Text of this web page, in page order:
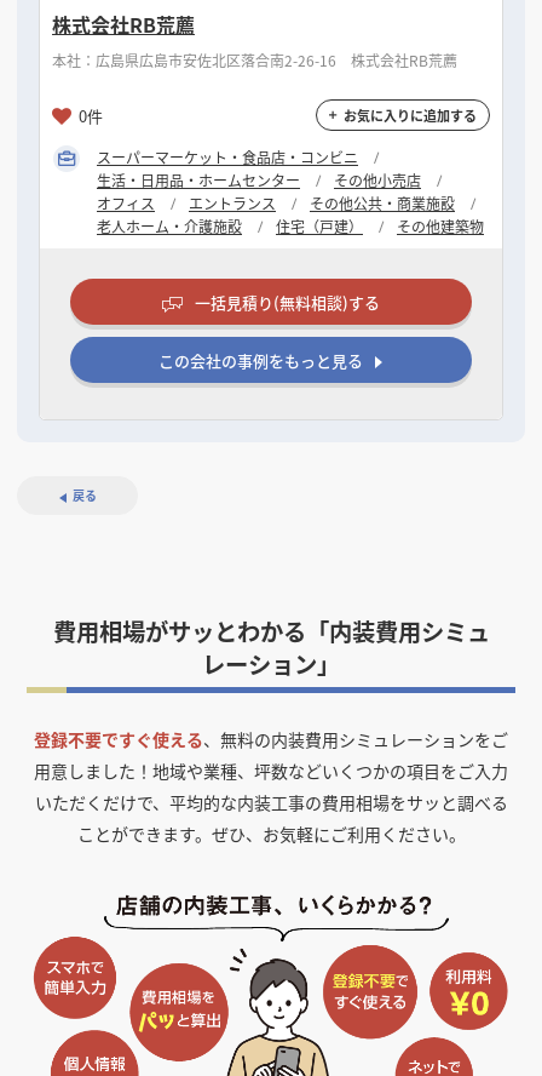
株式会社RB荒薦
本社：広島県広島市安佐北区落合南2-26-16 株式会社RB荒薦
0件 お気に入りに追加する
スーパーマーケット・食品店・コンビニ
生活・日用品・ホームセンター
その他小売店
オフィス
エントランス
その他公共・商業施設
老人ホーム・介護施設
住宅（戸建） その他建築物
一括見積り(無料相談)する
この会社の事例をもっと見る
戻る
費用相場がサッとわかる「内装費用シミュ
レーション」
登録不要ですぐ使える、無料の内装費用シミュレーションをご
用意しました！ 地域や業種、坪数などいくつかの項目をご入力
いただくだけで、平均的な内装工事の費用相場をサッと調べる
ことができます。ぜひ、お気軽にご利用ください。